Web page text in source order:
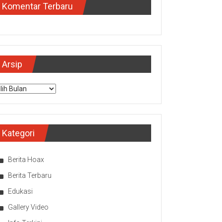
Komentar Terbaru
Arsip
Kategori
Berita Hoax
Berita Terbaru
Edukasi
Gallery Video